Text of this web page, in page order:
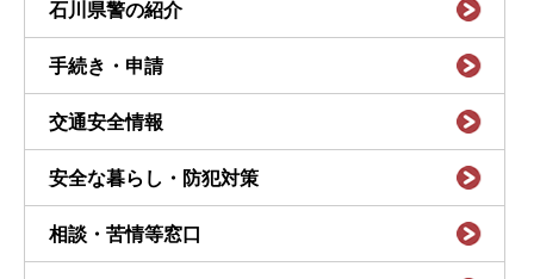
石川県警の紹介
手続き・申請
交通安全情報
安全な暮らし・防犯対策
相談・苦情等窓口